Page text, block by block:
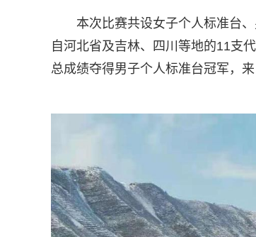
本次比赛共设女子个人标准台
自河北省及吉林、四川等地的11支
总成绩夺得男子个人标准台冠军，